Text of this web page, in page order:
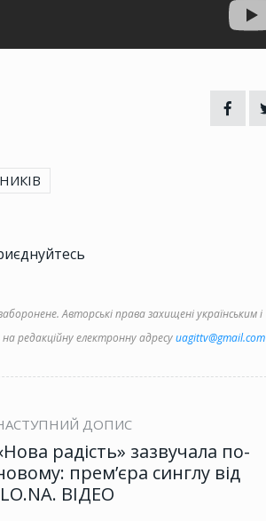
Авторські права захищені українським і
редакційну електронну адресуuagittv@gmail.com
ДОПИС
радість» зазвучала по-
прем’єра синглу від
ВІДЕО